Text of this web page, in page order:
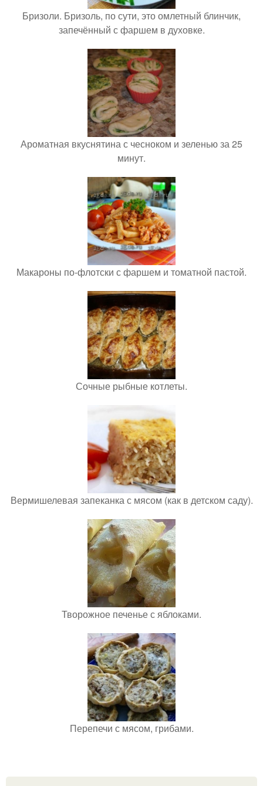
Бризоли. Бризоль, по сути, это омлетный блинчик,
запечённый с фаршем в духовке.
Ароматная вкуснятина с чесноком и зеленью за 25
минут.
Макароны по-флотски с фаршем и томатной пастой.
Сочные рыбные котлеты.
Вермишелевая запеканка с мясом (как в детском саду).
Творожное печенье с яблоками.
Перепечи с мясом, грибами.